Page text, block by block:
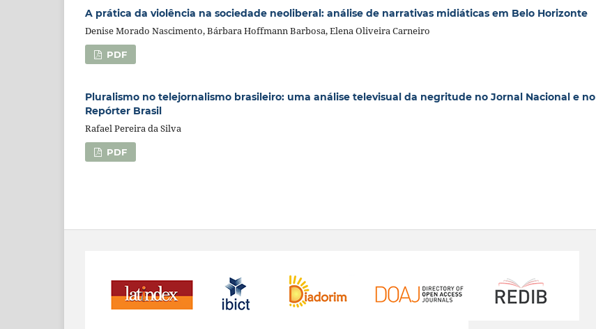
A prática da violência na sociedade neoliberal: análise de narrativas midiáticas em Belo Horizonte
Denise Morado Nascimento, Bárbara Hoffmann Barbosa, Elena Oliveira Carneiro
PDF
Pluralismo no telejornalismo brasileiro: uma análise televisual da negritude no Jornal Nacional e no
Repórter Brasil
Rafael Pereira da Silva
PDF